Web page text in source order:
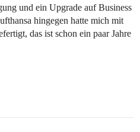
und ein Upgrade auf Business
hingegen hatte mich mit
das ist schon ein paar Jahre